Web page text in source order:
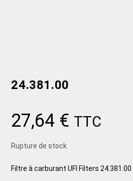
24.381.00
27,64 € TTC
Rupture de stock
Filtre à carburant UFI Filters 24.381.00